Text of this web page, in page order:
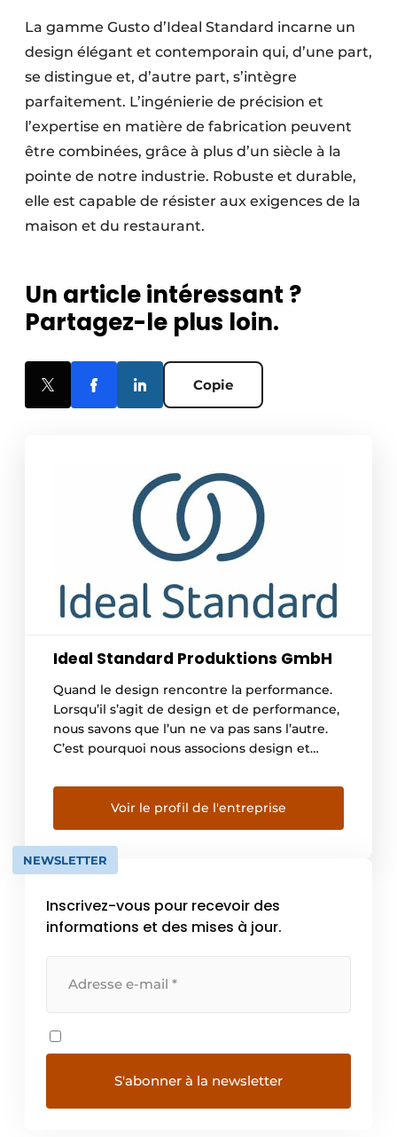
La gamme Gusto d’Ideal Standard incarne un
design élégant et contemporain qui, d’une part,
se distingue et, d’autre part, s’intègre
parfaitement. L’ingénierie de précision et
l’expertise en matière de fabrication peuvent
être combinées, grâce à plus d’un siècle à la
pointe de notre industrie. Robuste et durable,
elle est capable de résister aux exigences de la
maison et du restaurant.
Un article intéressant ?
Partagez-le plus loin.
Copie
Ideal Standard Produktions GmbH
Quand le design rencontre la performance.
Lorsqu’il s’agit de design et de performance,
nous savons que l’un ne va pas sans l’autre.
C’est pourquoi nous associons design et
produits et solutions pour les salles de bains
privées et publiques, les cuisines et les
toilettes.
Voir le profil de l'entreprise
NEWSLETTER
Inscrivez-vous pour recevoir des
informations et des mises à jour.